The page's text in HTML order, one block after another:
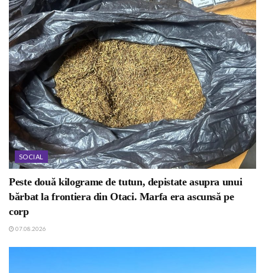
SOCIAL
Peste două kilograme de tutun, depistate asupra unui
bărbat la frontiera din Otaci. Marfa era ascunsă pe
corp
07.08.2026